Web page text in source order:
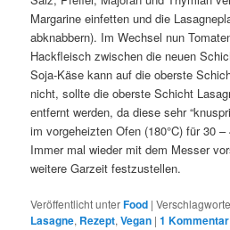
Margarine einfetten und die
abknabbern). Im Wechsel nun
Hackfleisch zwischen die neuen
Soja-Käse kann auf die oberste
nicht, sollte die oberste Schicht
entfernt werden, da diese sehr
im vorgeheizten Ofen (180°C) für 30
Immer mal wieder mit dem Messer
weitere Garzeit festzustellen.
Veröffentlicht unterFood |
Lasagne, Rezept,Vegan |1 Kommentar